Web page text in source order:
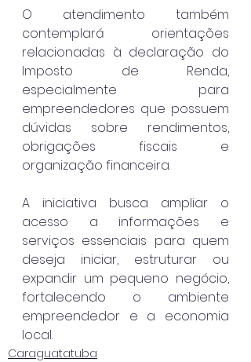
O atendimento também
contemplará orientações
relacionadas à declaração do
Imposto de Renda,
especialmente para
empreendedores que possuem
dúvidas sobre rendimentos,
obrigações fiscais e
organização financeira.
A iniciativa busca ampliar o
acesso a informações e
serviços essenciais para quem
deseja iniciar, estruturar ou
expandir um pequeno negócio,
fortalecendo o ambiente
empreendedor e a economia
local.
Caraguatatuba